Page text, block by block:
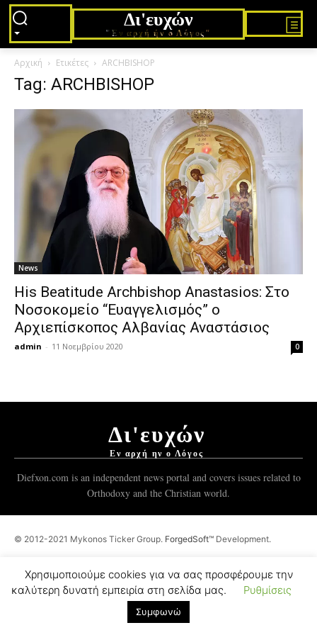
Δι'ευχών
"Εν αρχή ήν ο Λόγος"
Αρχική Ετικέτες ARCHBISHOP
Tag: ARCHBISHOP
News
His Beatitude Archbishop Anastasios: Στο
Νοσοκομείο “Ευαγγελισμός” ο
Αρχιεπίσκοπος Αλβανίας Αναστάσιος
admin - 11 Νοεμβρίου 2020 0
Δι'ευχών
Εν αρχή ην ο Λόγος
Diefxon.com is an independent news portal and covers issues related to
Orthodoxy and the Christian world.
© 2012-2021 Mykonos Ticker Group. ForgedSoft™ Development.
Χρησιμοποιούμε cookies για να σας προσφέρουμε την
καλύτερη δυνατή εμπειρία στη σελίδα μας.
Ρυθμίσεις
Συμφωνώ